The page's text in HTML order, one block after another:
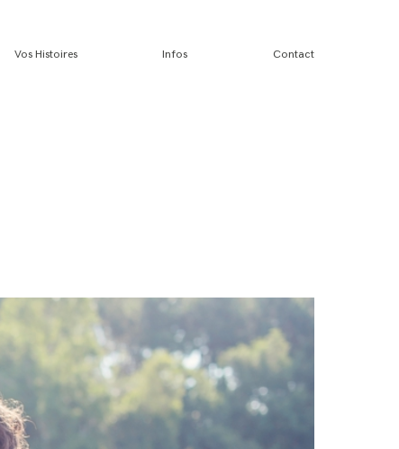
Vos Histoires Infos Contact